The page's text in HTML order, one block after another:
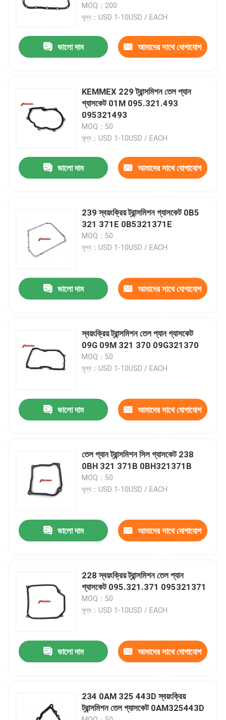
পরিচিতি
পণ্য
টয়োটা ট্রান্সমিশন ফিল্টার
হোন্ডা ট্রান্সমিশন ফ্লুইড ফিল্টার
ইঞ্জিন তেল প্যান
স্বয়ংক্রিয় ট্রান্সমিশন কিট পুনর্নির্মাণ
MOQ：200
মূল্য：USD 1-10USD / EACH
ভালো দাম আমাদের সাথে যোগাযোগ
KEMMEX 229 ট্রান্সমিশন তেল প্যান
গ্যাসকেট 01M 095.321.493
095321493
MOQ：50
মূল্য：USD 1-10USD / EACH
ভালো দাম আমাদের সাথে যোগাযোগ
239 স্বয়ংক্রিয় ট্রান্সমিশন গ্যাসকেট 0B5
321 371E 0B5321371E
MOQ：50
মূল্য：USD 1-10USD / EACH
ভালো দাম আমাদের সাথে যোগাযোগ
স্বয়ংক্রিয় ট্রান্সমিশন তেল প্যান গ্যাসকেট
09G 09M 321 370 09G321370
MOQ：50
মূল্য：USD 1-10USD / EACH
ভালো দাম আমাদের সাথে যোগাযোগ
তেল প্যান ট্রান্সমিশন সিল গ্যাসকেট 238
0BH 321 371B 0BH321371B
MOQ：50
মূল্য：USD 1-10USD / EACH
ভালো দাম আমাদের সাথে যোগাযোগ
228 স্বয়ংক্রিয় ট্রান্সমিশন তেল প্যান
গ্যাসকেট 095.321.371 095321371
MOQ：50
মূল্য：USD 1-10USD / EACH
ভালো দাম আমাদের সাথে যোগাযোগ
234 0AM 325 443D স্বয়ংক্রিয়
ট্রান্সমিশন তেল গ্যাসকেট 0AM325443D